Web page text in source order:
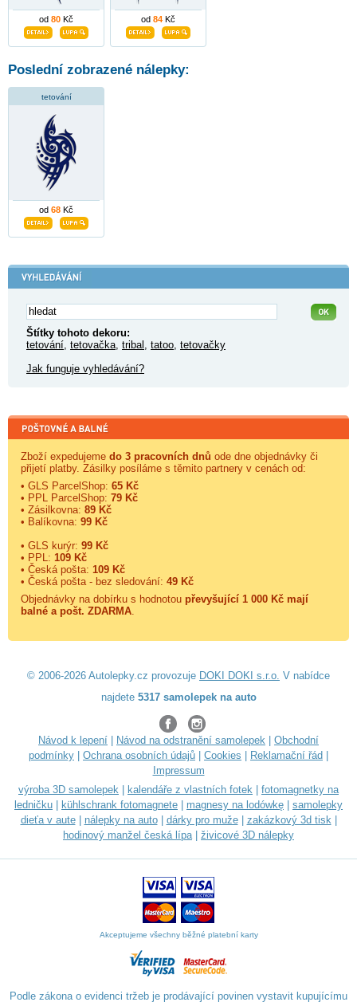
od 80 Kč od 84 Kč
Poslední zobrazené nálepky:
tetování
od 68 Kč
Štítky tohoto dekoru:
tetování, tetovačka, tribal , tatoo, tetovačky
Jak funguje vyhledávání?
Zboží expedujeme do 3 pracovních dnů ode dne objednávky či
přijetí platby. Zásilky posíláme s těmito partnery v cenách od:
• GLS ParcelShop: 65 Kč
• PPL ParcelShop: 79 Kč
• Zásilkovna: 89 Kč
• Balíkovna: 99 Kč
• GLS kurýr: 99 Kč
• PPL: 109 Kč
• Česká pošta: 109 Kč
• Česká pošta - bez sledování: 49 Kč
Objednávky na dobírku s hodnotou převyšující 1 000 Kč mají
balné a pošt. ZDARMA.
© 2006-2026 Autolepky.cz provozuje DOKI DOKI s.r.o. V nabídce
najdete 5317 samolepek na auto
Návod k lepení Návod na odstranění samolepek
Obchodní
podmínky
Ochrana osobních údajů Cookies Reklamační řád
Impressum
výroba 3D samolepek
kalendáře z vlastních fotek
fotomagnetky na
ledničku
kühlschrank fotomagnete magnesy na lodówkę
samolepky
dieťa v aute| nálepky na auto| dárky pro muže| zakázkový 3d tisk|
hodinový manžel česká lípa| živicové 3D nálepky
Akceptujeme všechny běžné platební karty
Podle zákona o evidenci tržeb je prodávající povinen vystavit kupujícímu